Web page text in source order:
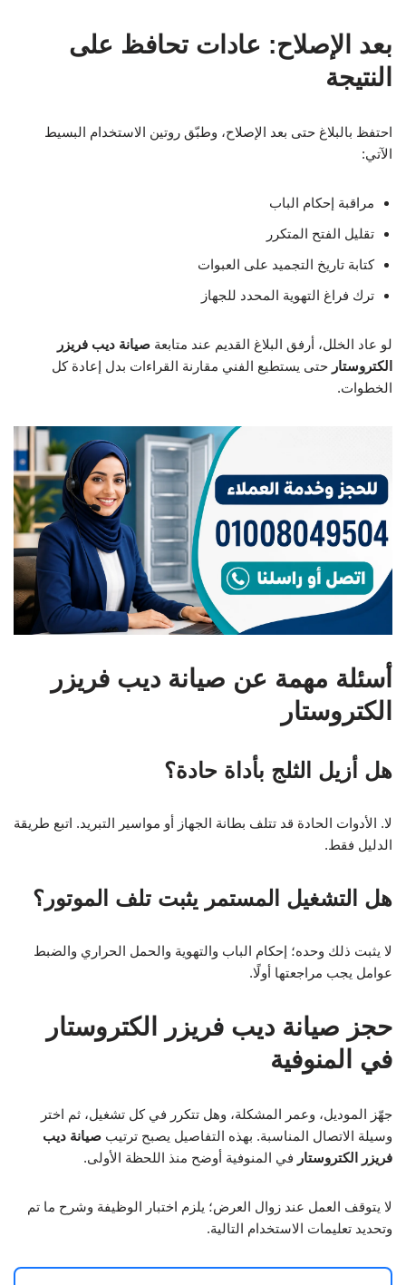
بعد الإصلاح: عادات تحافظ على
النتيجة
احتفظ بالبلاغ حتى بعد الإصلاح، وطبّق روتين الاستخدام البسيط
الآتي:
مراقبة إحكام الباب
تقليل الفتح المتكرر
كتابة تاريخ التجميد على العبوات
ترك فراغ التهوية المحدد للجهاز
لو عاد الخلل، أرفق البلاغ القديم عند متابعة صيانة ديب فريزر
الكتروستار حتى يستطيع الفني مقارنة القراءات بدل إعادة كل
الخطوات.
أسئلة مهمة عن صيانة ديب فريزر
الكتروستار
هل أزيل الثلج بأداة حادة؟
لا. الأدوات الحادة قد تتلف بطانة الجهاز أو مواسير التبريد. اتبع طريقة
الدليل فقط.
هل التشغيل المستمر يثبت تلف الموتور؟
لا يثبت ذلك وحده؛ إحكام الباب والتهوية والحمل الحراري والضبط
عوامل يجب مراجعتها أولًا.
حجز صيانة ديب فريزر الكتروستار
في المنوفية
جهّز الموديل، وعمر المشكلة، وهل تتكرر في كل تشغيل، ثم اختر
وسيلة الاتصال المناسبة. بهذه التفاصيل يصبح ترتيب صيانة ديب
فريزر الكتروستار في المنوفية أوضح منذ اللحظة الأولى.
لا يتوقف العمل عند زوال العرض؛ يلزم اختبار الوظيفة وشرح ما تم
وتحديد تعليمات الاستخدام التالية.